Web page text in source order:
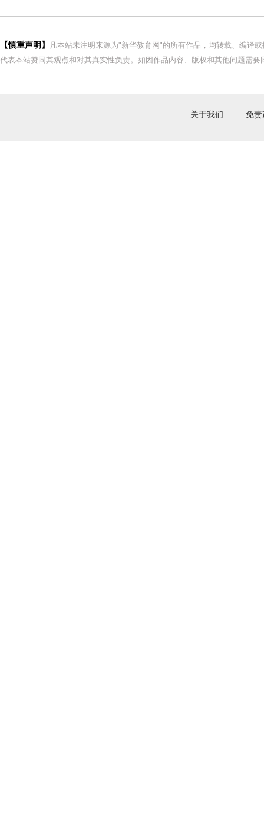
【慎重声明】
凡本站未注明来源为"新华教育网"的所有作品，均转载、编译
代表本站赞同其观点和对其真实性负责。如因作品内容、版权和其他问题需
关于我们 免责